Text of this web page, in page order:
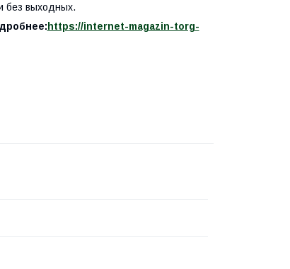
без выходных.
https://internet-magazin-torg-